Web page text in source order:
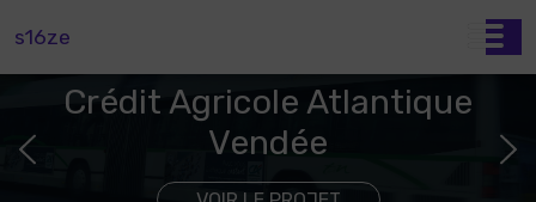
s16ze
Crédit Agricole Atlantique
Vendée